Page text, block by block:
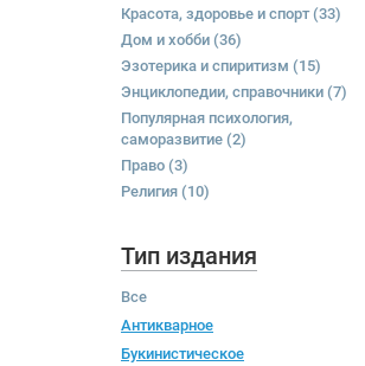
Красота, здоровье и спорт(33)
Дом и хобби (36)
Эзотерика и спиритизм (15)
Энциклопедии, справочники (7)
Популярная психология,
саморазвитие (2)
Право (3)
Религия (10)
Тип издания
Все
Антикварное
Букинистическое